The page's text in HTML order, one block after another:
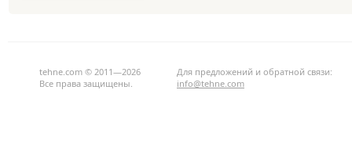
tehne.com © 2011—2026
Все права защищены.
Для предложений и обратной связи:
info@tehne.com